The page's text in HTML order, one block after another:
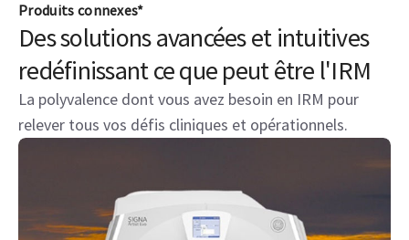
Produits connexes*
Des solutions avancées et intuitives
redéfinissant ce que peut être l'IRM
La polyvalence dont vous avez besoin en IRM pour
relever tous vos défis cliniques et opérationnels.